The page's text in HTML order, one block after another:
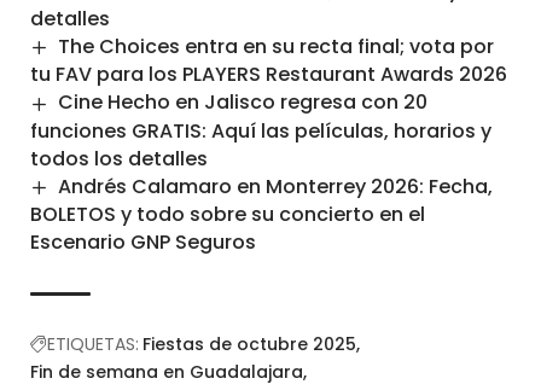
detalles
The Choices entra en su recta final; vota por
tu FAV para los PLAYERS Restaurant Awards 2026
Cine Hecho en Jalisco regresa con 20
funciones GRATIS: Aquí las películas, horarios y
todos los detalles
Andrés Calamaro en Monterrey 2026: Fecha,
BOLETOS y todo sobre su concierto en el
Escenario GNP Seguros
ETIQUETAS: Fiestas de octubre 2025
Fin de semana en Guadalajara